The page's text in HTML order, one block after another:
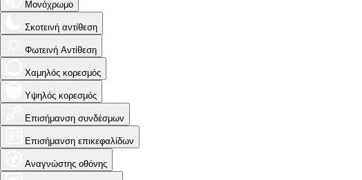
Μονόχρωμο
Σκοτεινή αντίθεση
Φωτεινή Αντίθεση
Χαμηλός κορεσμός
Υψηλός κορεσμός
Επισήμανση συνδέσμων
Επισήμανση επικεφαλίδων
Αναγνώστης οθόνης